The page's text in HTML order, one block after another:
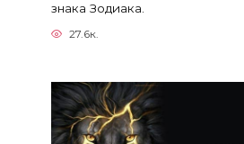
знака Зодиака.
27.6к.